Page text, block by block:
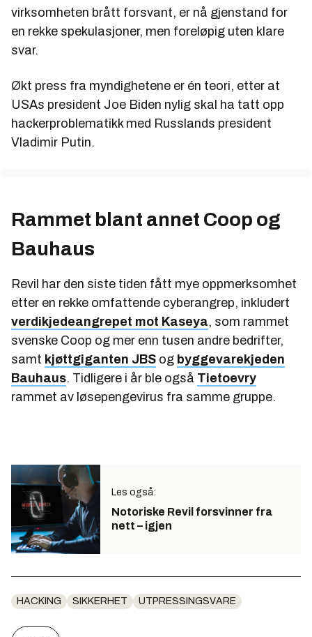
virksomheten brått forsvant, er nå gjenstand for
en rekke spekulasjoner, men foreløpig uten klare
svar.
Økt press fra myndighetene er én teori, etter at
USAs president Joe Biden nylig skal ha tatt opp
hackerproblematikk med Russlands president
Vladimir Putin.
Rammet blant annet Coop og
Bauhaus
Revil har den siste tiden fått mye oppmerksomhet
etter en rekke omfattende cyberangrep, inkludert
verdikjedeangrepet mot Kaseya, som rammet
svenske Coop og mer enn tusen andre bedrifter,
samt kjøttgiganten JBS og byggevarekjeden
Bauhaus. Tidligere i år ble også Tietoevry
rammet av løsepengevirus fra samme gruppe.
Les også:
Notoriske Revil forsvinner fra
nett – igjen
HACKING SIKKERHET UTPRESSINGSVARE